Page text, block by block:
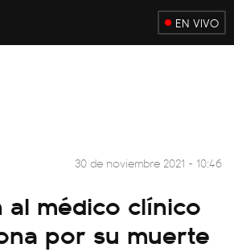
EN VIVO
30 de noviembre 2021 - 10:46
al médico clínico
por su muerte